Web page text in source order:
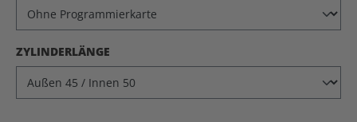
ZYLINDERLÄNGE